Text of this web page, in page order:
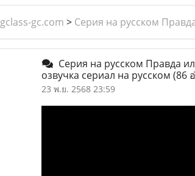
gclass-gc.com > Серия на русском
Серия на русском Правда
озвучка сериал на русском (86
23 พ.ย. 2568 23:59